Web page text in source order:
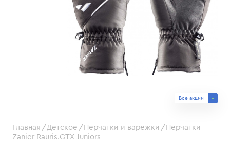
Все акции
Главная Детское Перчатки и варежки
Перчатки
Zanier Rauris.GTX Juniors